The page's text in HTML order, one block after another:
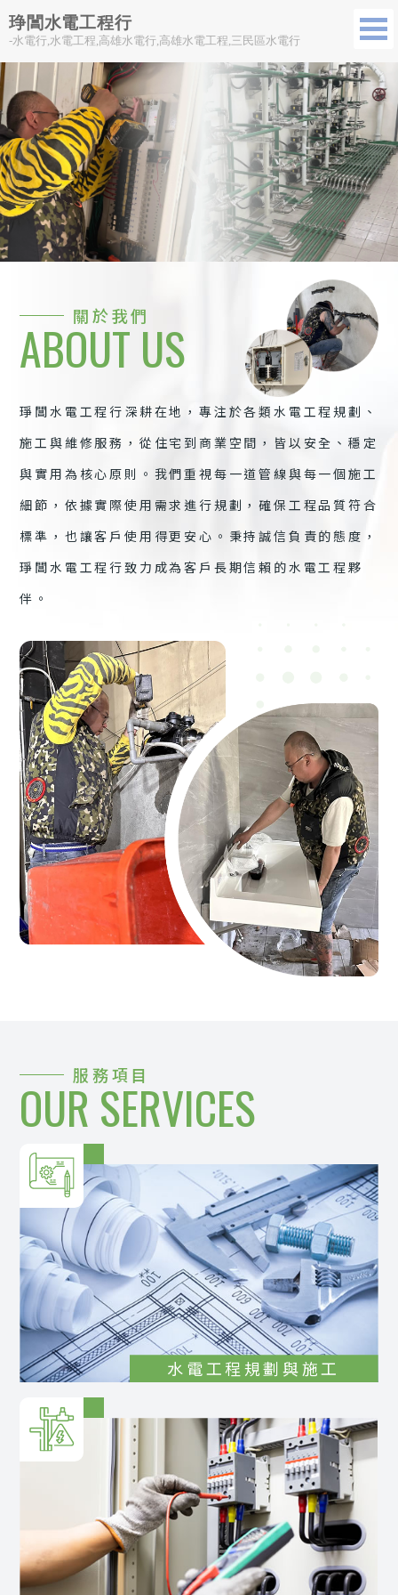
琤閶水電工程行
-水電行,水電工程,高雄水電行,高雄水電工程,三民區水電行
關於我們
ABOUT US
琤閶水電工程行深耕在地，專注於各類水電工程規劃、
施工與維修服務，從住宅到商業空間，皆以安全、穩定
與實用為核心原則。我們重視每一道管線與每一個施工
細節，依據實際使用需求進行規劃，確保工程品質符合
標準，也讓客戶使用得更安心。秉持誠信負責的態度，
琤閶水電工程行致力成為客戶長期信賴的水電工程夥
伴。
服務項目
OUR SERVICES
水電工程規劃與施工